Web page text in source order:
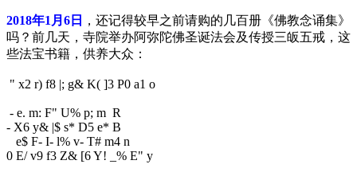
2018年1月6日
，还记得较早之前请购的几百册《佛教念诵集》
吗？前几天，寺院举办阿弥陀佛圣诞法会及传授三皈五戒，这
些法宝书籍，供养大众：
" x2 r) f8 |; g& K( ]3 P0 a1 o
- e. m: F" U% p; m R
- X6 y& |$ s* D5 e* B
e$ F- I- l% v- T# m4 n
0 E/ v9 f3 Z& [6 Y! _% E" y